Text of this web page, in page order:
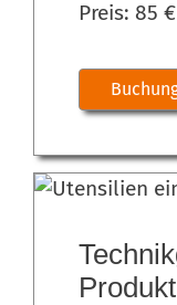
Preis: 85